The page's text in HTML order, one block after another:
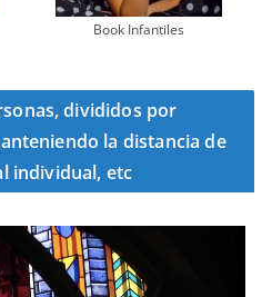
Book Infantiles
divididos por
la distancia de
individual, etc